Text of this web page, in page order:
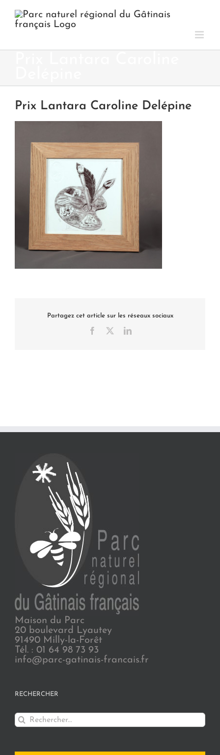
contenu
Prix Lantara Caroline Delépine
Partagez cet article sur les réseaux sociaux
Facebook LinkedIn
Maison du Parc
20 boulevard Lyautey
91490 Milly-la-Forêt
Tél. : 01 64 98 73 93
info@parc-gatinais-francais.fr
RECHERCHER
Rechercher: